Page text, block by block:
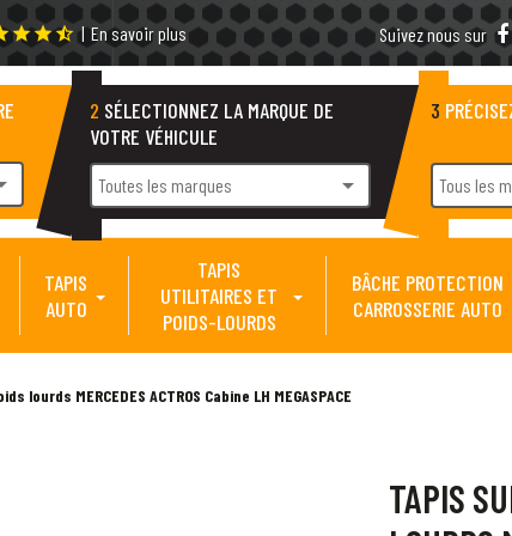
starstarstar_half | En savoir plus Suivez nous sur
2 SÉLECTIONNEZ LA MARQUE DE
VOTRE VÉHICULE
Toutes les marques arrow_drop_down
3
Tous les
TAPIS
AUTO
TAPIS
UTILITAIRES ET
POIDS-LOURDS
BÂCHE PROTECTION
CARROSSERIE AUTO
lourds MERCEDES ACTROS Cabine LH MEGASPACE
TAPIS